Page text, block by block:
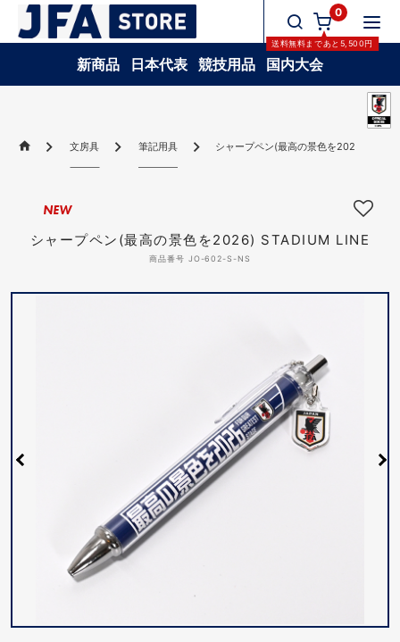
0
送料無料まであと 5,500円
新商品 日本代表 競技用品 国内大会
文房具 筆記用具 シャープペン(最高の景色を2026)
シャープペン(最高の景色を2026) STADIUM LINE
商品番号 JO-602-S-NS
NEW